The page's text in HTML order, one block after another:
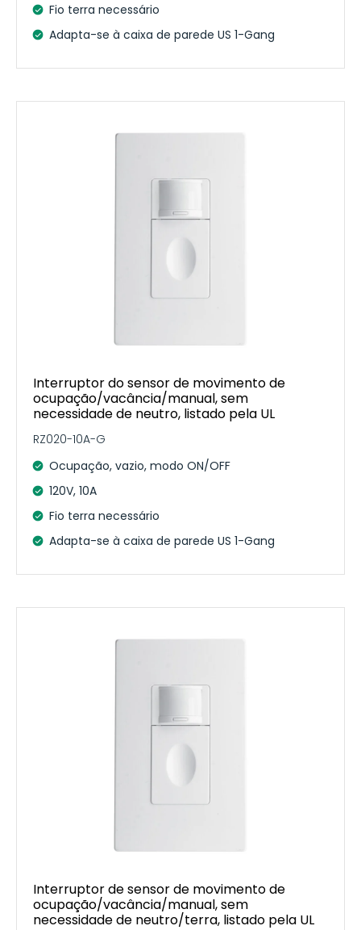
Fio terra necessário
Adapta-se à caixa de parede US 1-Gang
Interruptor do sensor de movimento de
ocupação/vacância/manual, sem
necessidade de neutro, listado pela UL
RZ020-10A-G
Ocupação, vazio, modo ON/OFF
120V, 10A
Fio terra necessário
Adapta-se à caixa de parede US 1-Gang
Interruptor de sensor de movimento de
ocupação/vacância/manual, sem
necessidade de neutro/terra, listado pela UL